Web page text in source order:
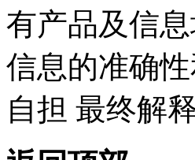
有产品及信
信息的准确
自担 最终解